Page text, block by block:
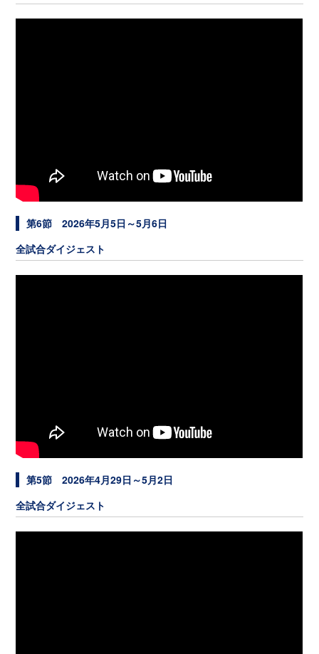
第6節 2026年5月5日～5月6日
全試合ダイジェスト
第5節 2026年4月29日～5月2日
全試合ダイジェスト